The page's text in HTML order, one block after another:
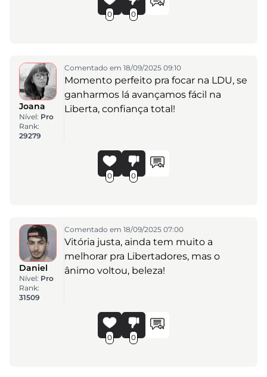
0 0
Joana
Nível: Pro
Rank:
29279
Comentado em 18/09/2025 09:10
Momento perfeito pra focar na LDU, se
ganharmos lá avançamos fácil na
Liberta, confiança total!
0 0
Daniel
Nível: Pro
Rank:
31509
Comentado em 18/09/2025 07:00
Vitória justa, ainda tem muito a
melhorar pra Libertadores, mas o
ânimo voltou, beleza!
0 0